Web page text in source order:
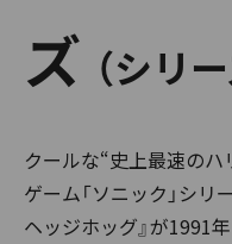
ズ （シリ
クールな“史上最速の
ゲーム「ソニック」シリ
ヘッジホッグ』が1991